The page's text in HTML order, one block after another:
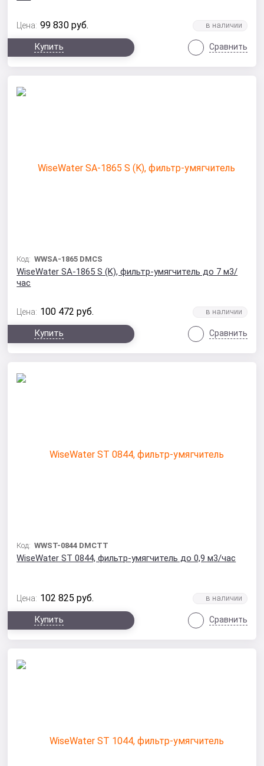
Цена: 99 830 руб.
Купить Сравнить
Код:WWSA-1865 DMCS
WiseWater SA-1865 S (K), фильтр-умягчитель до 7 м3/
час
Цена: 100 472 руб.
Купить Сравнить
Код:WWST-0844 DMCTT
WiseWater ST 0844, фильтр-умягчитель до 0,9 м3/час
Цена: 102 825 руб.
Купить Сравнить